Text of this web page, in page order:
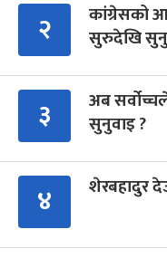
२
कांग्रेसको
सुरुदेखि
३
अब
सुनुवाइ ?
४ शेरबहादुर